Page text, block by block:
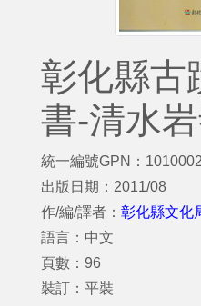
彰化縣古
書-清水
統一編號GPN：
出版日期：2011/08
作/編/譯者： 彰化縣文化
語言：中文
頁數：96
裝訂：平裝